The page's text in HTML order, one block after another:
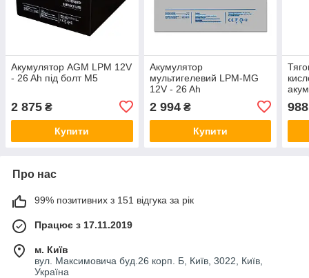
Акумулятор AGM LPM 12V
- 26 Ah під болт М5
2 875 ₴
Купити
Акумулятор
мультигелевий LPM-MG
12V - 26 Ah
2 994₴
Купити
988
Про нас
99% позитивних з 151 відгука за рік
Працює з 17.11.2019
м. Київ
вул. Максимовича буд.26 корп. Б, Київ, 3022, Київ,
Україна